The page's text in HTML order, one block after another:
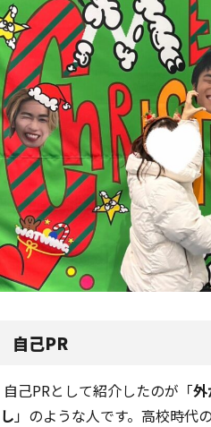
自己PR
自己PRとして紹介したのが「
し 」のような人です。高校時代